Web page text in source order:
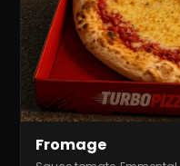
Fromage